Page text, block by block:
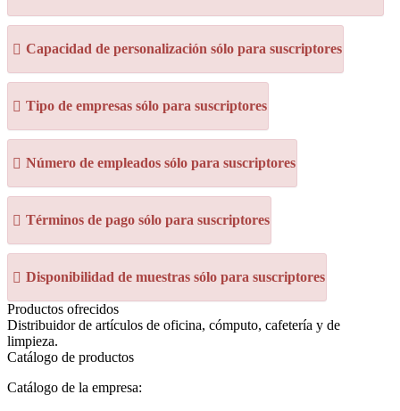
Capacidad de personalización sólo para suscriptores
Tipo de empresas sólo para suscriptores
Número de empleados sólo para suscriptores
Términos de pago sólo para suscriptores
Disponibilidad de muestras sólo para suscriptores
Productos ofrecidos
Distribuidor de artículos de oficina, cómputo, cafetería y de
limpieza.
Catálogo de productos
Catálogo de la empresa: